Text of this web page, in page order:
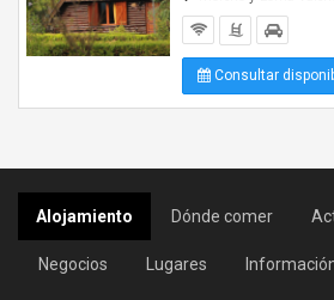
Consultar
Alojamiento Dónde comer
Negocios Lugares